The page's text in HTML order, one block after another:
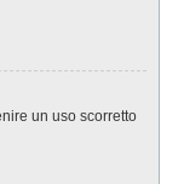
un uso scorretto